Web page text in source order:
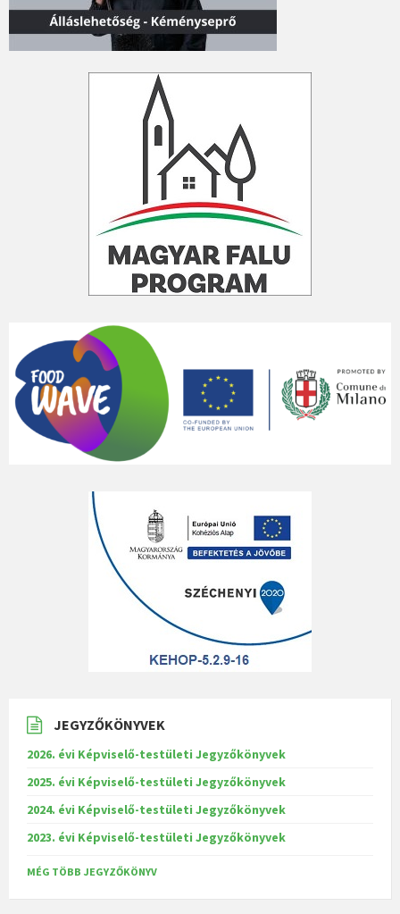
JEGYZŐKÖNYVEK
2026. évi Képviselő-testületi Jegyzőkönyvek
2025. évi Képviselő-testületi Jegyzőkönyvek
2024. évi Képviselő-testületi Jegyzőkönyvek
2023. évi Képviselő-testületi Jegyzőkönyvek
MÉG TÖBB JEGYZŐKÖNYV